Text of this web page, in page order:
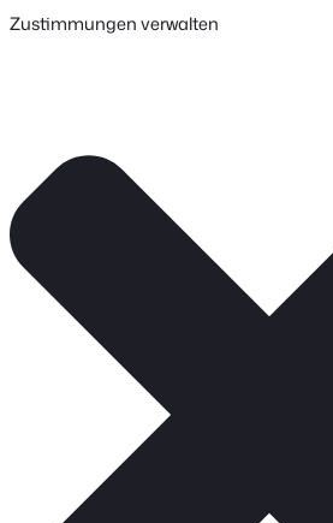
Zustimmungen verwalten